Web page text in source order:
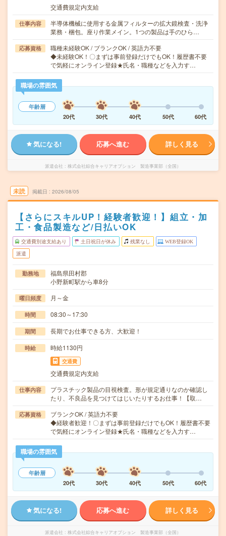
交通費規定内支給
仕事内容
半導体機械に使用する金属フィルターの拡大鏡検査・洗浄
業務・梱包。座り作業メイン。1つの製品は手のひら…
応募資格
職種未経験OK / ブランクOK / 英語力不要
◆未経験OK！〇まずは事前登録だけでもOK！履歴書不要
で気軽にオンライン登録★氏名・職種などを入力す…
職場の雰囲気
年齢層
20代
30代 40代 50代 60代
気になる! 応募へ進む 詳しく見る
派遣会社 株式会社綜合キャリアオプション 製造事業部（全国）
未読 掲載日 2026/08/05
【さらにスキルUP！経験者歓迎！】組立・加
工・食品製造など/日払いOK
交通費別途支給あり 土日祝日が休み 残業なし WEB登録OK
派遣
勤務地
福島県田村郡
小野新町駅から車8分
曜日頻度 月～金
時間 08:30～17:30
期間 長期でお仕事できる方、大歓迎！
時給 時給1130円
交通費
交通費規定内支給
仕事内容
プラスチック製品の目視検査。形が規定通りなのか確認し
たり、不良品を見つけてはじいたりするお仕事！【取…
応募資格
ブランクOK / 英語力不要
◆経験者歓迎！〇まずは事前登録だけでもOK！履歴書不要
で気軽にオンライン登録★氏名・職種などを入力す…
職場の雰囲気
年齢層
20代
30代 40代 50代 60代
気になる! 応募へ進む 詳しく見る
派遣会社 株式会社綜合キャリアオプション 製造事業部（全国）